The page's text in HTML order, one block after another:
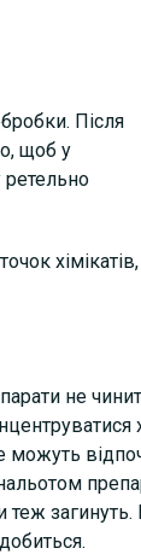
Після
щоб у
ретельно
не
теж